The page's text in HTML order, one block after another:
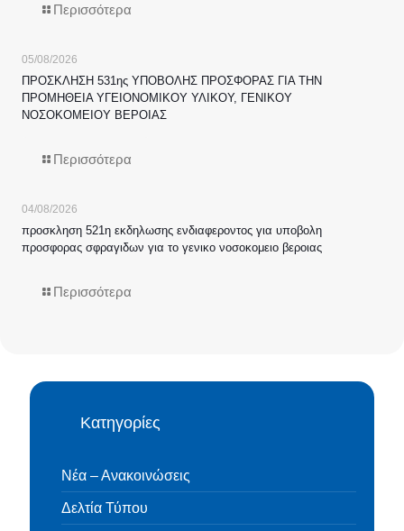
Περισσότερα
05/08/2026
ΠΡΟΣΚΛΗΣΗ 531ης ΥΠΟΒΟΛΗΣ ΠΡΟΣΦΟΡΑΣ ΓΙΑ ΤΗΝ
ΠΡΟΜΗΘΕΙΑ ΥΓΕΙΟΝΟΜΙΚΟΥ ΥΛΙΚΟΥ, ΓΕΝΙΚΟΥ
ΝΟΣΟΚΟΜΕΙΟΥ ΒΕΡΟΙΑΣ
Περισσότερα
04/08/2026
προσκληση 521η εκδηλωσης ενδιαφεροντος για υποβολη
προσφορας σφραγιδων για το γενικο νοσοκομειο βεροιας
Περισσότερα
Κατηγορίες
Νέα – Ανακοινώσεις
Δελτία Τύπου